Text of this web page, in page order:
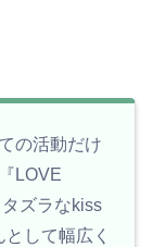
の活動だけ
LOVE
ズラなkiss
して幅広く